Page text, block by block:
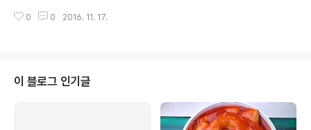
었지만, 김밥과 족발 만드는 과정을 보게 된 후. 떡볶이 맛
0 0 2016. 11. 17.
이 블로그 인기글